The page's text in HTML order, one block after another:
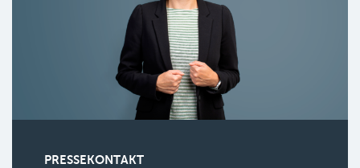
PRESSEKONTAKT